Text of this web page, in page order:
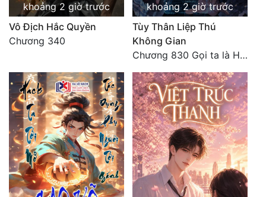
khoảng 2 giờ trước
Vô Địch Hắc Quyền
Chương 340
khoảng 2 giờ trước
Tùy Thân Liệp Thú
Không Gian
Chương 830 Gọi ta là Hòa Sa